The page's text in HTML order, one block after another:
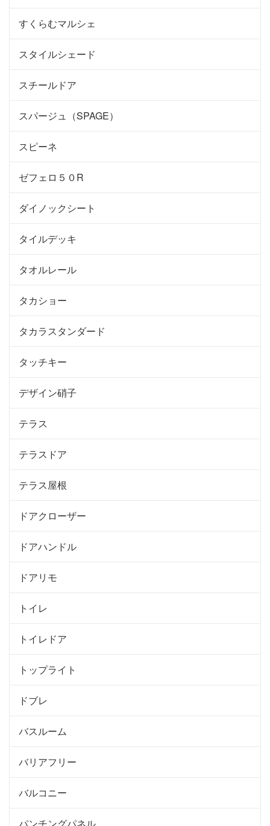
すくらむマルシェ
スタイルシェード
スチールドア
スパージュ（SPAGE）
スピーネ
ゼフェロ５０R
ダイノックシート
タイルデッキ
タオルレール
タカショー
タカラスタンダード
タッチキー
デザイン硝子
テラス
テラスドア
テラス屋根
ドアクローザー
ドアハンドル
ドアリモ
トイレ
トイレドア
トップライト
ドブレ
バスルーム
バリアフリー
バルコニー
パンチングパネル